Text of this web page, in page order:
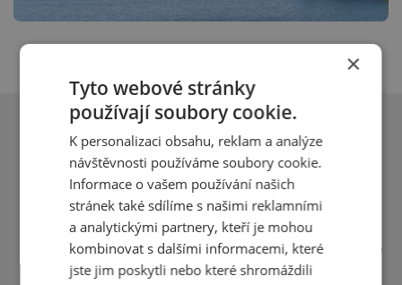
Hotelové služby
Ubytování od 15.00 hod. a vyklizení pokojů do
10.00 hod.
×
Tyto webové stránky
používají soubory cookie.
K personalizaci obsahu, reklam a analýze
návštěvnosti používáme soubory cookie.
Informace o vašem používání našich
stránek také sdílíme s našimi reklamními
a analytickými partnery, kteří je mohou
kombinovat s dalšími informacemi, které
jste jim poskytli nebo které shromáždili